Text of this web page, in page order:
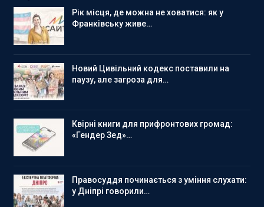
Рік місця, де можна не ховатися: як у
Франківську живе…
Новий Цивільний кодекс поставили на
паузу, але загроза для…
Квірні книги для прифронтових громад:
«Гендер Зед»…
Правосуддя починається з уміння слухати:
у Дніпрі говорили…